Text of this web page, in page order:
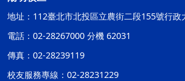
地址：112臺北市北投區立農街二段155號行政
電話：02-28267000 分機 62031
傳真：02-28239119
校友服務專線：02-28231229